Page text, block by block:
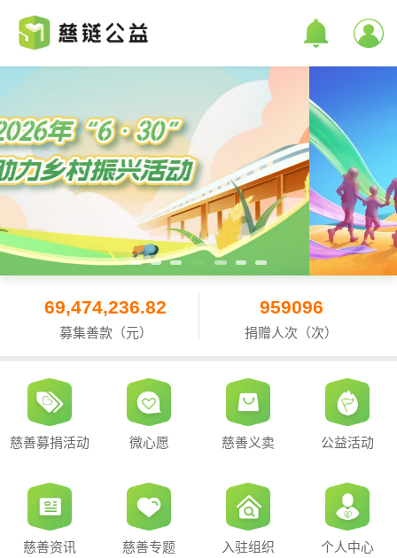
69,474,236.82
募集善款（元）
959096
捐赠人次（次）
慈善募捐活动 微心愿 慈善义卖 公益活动
慈善资讯 慈善专题 入驻组织 个人中心